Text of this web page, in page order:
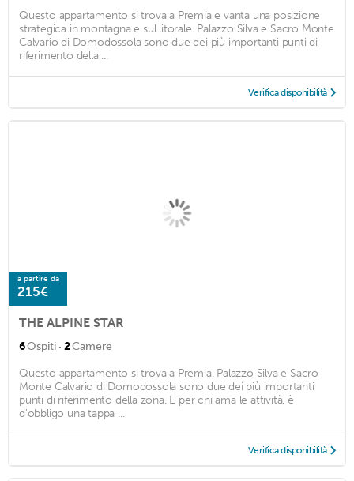
Questo appartamento si trova a Premia e vanta una posizione
strategica in montagna e sul litorale. Palazzo Silva e Sacro Monte
Calvario di Domodossola sono due dei più importanti punti di
riferimento della ...
Verifica disponibilità
a partire da
215€
THE ALPINE STAR
6Ospiti · 2Camere
Questo appartamento si trova a Premia. Palazzo Silva e Sacro
Monte Calvario di Domodossola sono due dei più importanti
punti di riferimento della zona. E per chi ama le attività, è
d'obbligo una tappa ...
Verifica disponibilità